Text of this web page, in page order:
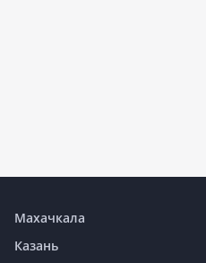
Махачкала
Казань